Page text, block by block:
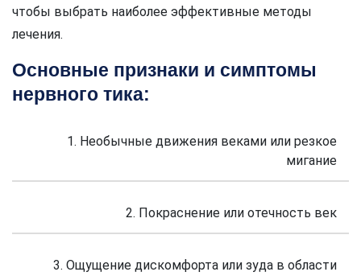
чтобы выбрать наиболее эффективные методы
лечения.
Основные признаки и симптомы
нервного тика:
1. Необычные движения веками или резкое
мигание
2. Покраснение или отечность век
3. Ощущение дискомфорта или зуда в области